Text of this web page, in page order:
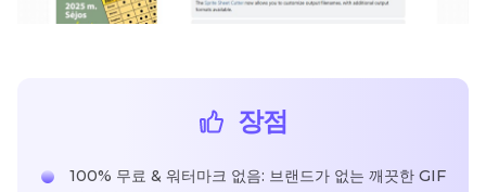
장점
100% 무료 & 워터마크 없음: 브랜드가 없는 깨끗한 GIF